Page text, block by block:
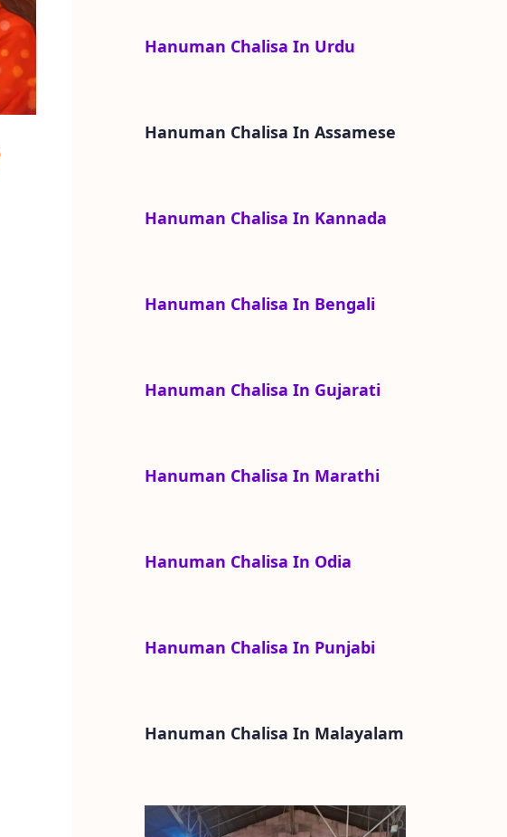
Hanuman Chalisa In Urdu
Hanuman Chalisa In Assamese
Hanuman Chalisa In Kannada
Hanuman Chalisa In Bengali
Hanuman Chalisa In Gujarati
Hanuman Chalisa In Marathi
Hanuman Chalisa In Odia
Hanuman Chalisa In Punjabi
Hanuman Chalisa In Malayalam